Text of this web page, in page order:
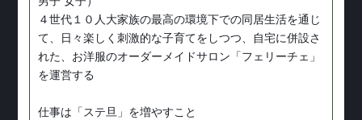
４世代１０人大家族の最高の環境下での同居生活を通じ
て、日々楽しく刺激的な子育てをしつつ、自宅に併設さ
れた、お洋服のオーダーメイドサロン「フェリーチェ」
を運営する
仕事は「ステ旦」を増やすこと